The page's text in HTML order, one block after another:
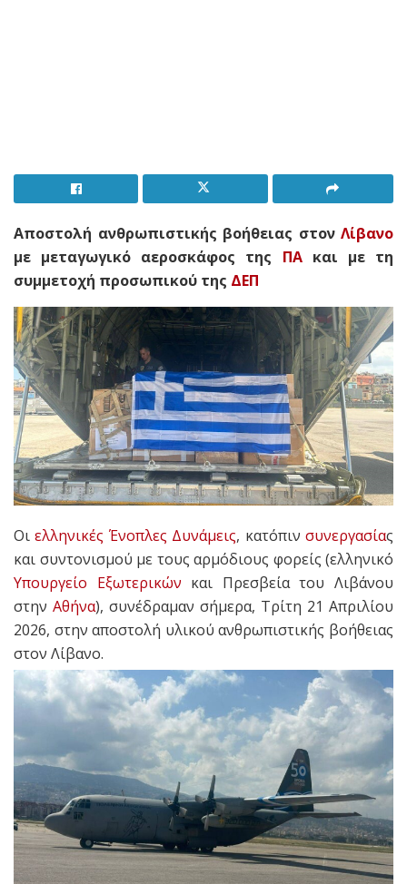
Αποστολή ανθρωπιστικής βοήθειας στον Λίβανο
με μεταγωγικό αεροσκάφος της ΠΑκαι με τη
συμμετοχή προσωπικού της ΔΕΠ
Οιελληνικές Ένοπλες Δυνάμεις, κατόπινσυνεργασίας
και συντονισμού με τους αρμόδιους φορείς (ελληνικό
Υπουργείο Εξωτερικών και Πρεσβεία του Λιβάνου
στην Αθήνα), συνέδραμαν σήμερα, Τρίτη 21 Απριλίου
2026, στην αποστολή υλικού ανθρωπιστικής βοήθειας
στον Λίβανο.